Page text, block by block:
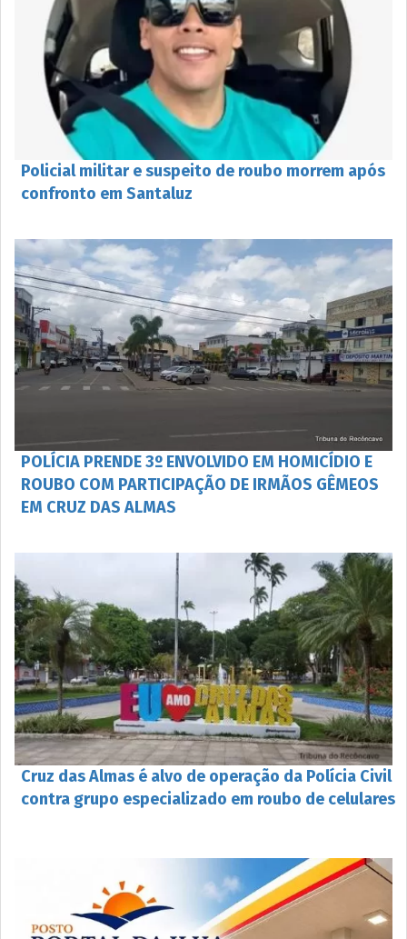
Policial militar e suspeito de roubo morrem após
confronto em Santaluz
POLÍCIA PRENDE 3º ENVOLVIDO EM HOMICÍDIO E
ROUBO COM PARTICIPAÇÃO DE IRMÃOS GÊMEOS
EM CRUZ DAS ALMAS
Cruz das Almas é alvo de operação da Polícia Civil
contra grupo especializado em roubo de celulares